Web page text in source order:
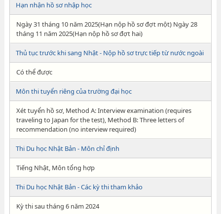
Hạn nhận hồ sơ nhập học
Ngày 31 tháng 10 năm 2025(Hạn nộp hồ sơ đợt một) Ngày 28
tháng 11 năm 2025(Hạn nộp hồ sơ đợt hai)
Thủ tục trước khi sang Nhật - Nộp hồ sơ trực tiếp từ nước ngoài
Có thể được
Môn thi tuyển riêng của trường đại học
Xét tuyển hồ sơ, Method A: Interview examination (requires
traveling to Japan for the test), Method B: Three letters of
recommendation (no interview required)
Thi Du học Nhật Bản - Môn chỉ định
Tiếng Nhật, Môn tổng hợp
Thi Du học Nhật Bản - Các kỳ thi tham khảo
Kỳ thi sau tháng 6 năm 2024